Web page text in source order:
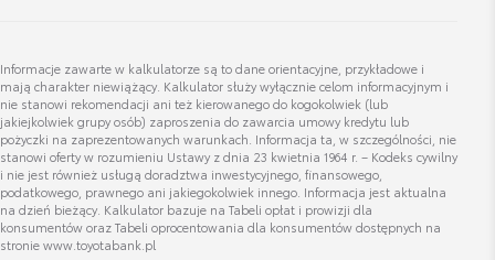
Bagażnik rowerowy na hak VeloCompact -
2 rowery
Cena brutto
2 837,07 zł Zobacz szczegóły
Bagażnik rowerowy na hak VeloCompact -
3 rowery
uzywane@toyota-wisniewski.pl
Bartłomiej Ziółek
Specjalista ds. sprzedaży samochodów nowych
Informacje zawarte w kalkulatorze są to dane orientacyjne, przykładowe i
mają charakter niewiążący. Kalkulator służy wyłącznie celom informacyjnym i
nie stanowi rekomendacji ani też kierowanego do kogokolwiek (lub
jakiejkolwiek grupy osób) zaproszenia do zawarcia umowy kredytu lub
pożyczki na zaprezentowanych warunkach. Informacja ta, w szczególności, nie
stanowi oferty w rozumieniu Ustawy z dnia 23 kwietnia 1964 r. – Kodeks cywilny
i nie jest również usługą doradztwa inwestycyjnego, finansowego,
podatkowego, prawnego ani jakiegokolwiek innego. Informacja jest aktualna
na dzień bieżący. Kalkulator bazuje na Tabeli opłat i prowizji dla
konsumentów oraz Tabeli oprocentowania dla konsumentów dostępnych na
stronie www.toyotabank.pl